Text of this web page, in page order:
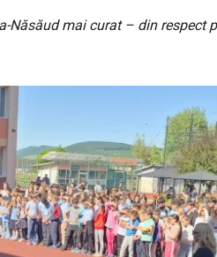
Năsăud mai curat – din respect